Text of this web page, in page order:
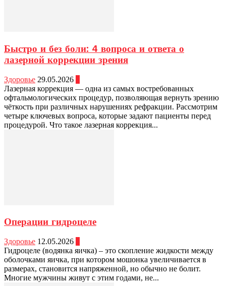
Быстро и без боли: 4 вопроса и ответа о
лазерной коррекции зрения
Здоровье 29.05.2026
Лазерная коррекция — одна из самых востребованных
офтальмологических процедур, позволяющая вернуть зрению
чёткость при различных нарушениях рефракции. Рассмотрим
четыре ключевых вопроса, которые задают пациенты перед
процедурой. Что такое лазерная коррекция...
Операции гидроцеле
Здоровье 12.05.2026
Гидроцеле (водянка яичка) – это скопление жидкости между
оболочками яичка, при котором мошонка увеличивается в
размерах, становится напряженной, но обычно не болит.
Многие мужчины живут с этим годами, не...